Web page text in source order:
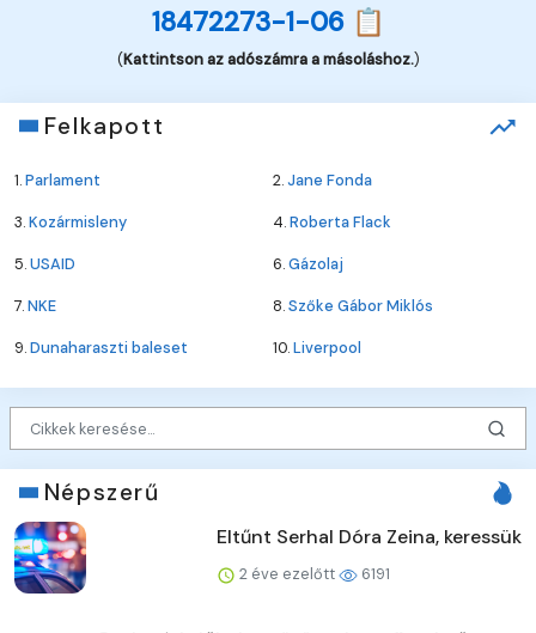
18472273-1-06 📋
(Kattintson az adószámra a másoláshoz.)
Felkapott
1.Parlament 2.Jane Fonda
3.Kozármisleny 4.Roberta Flack
5.USAID 6.Gázolaj
7.NKE 8.Szőke Gábor Miklós
9.Dunaharaszti baleset 10.Liverpool
Népszerű
Eltűnt Serhal Dóra Zeina, keressük
2 éve ezelőtt 6191